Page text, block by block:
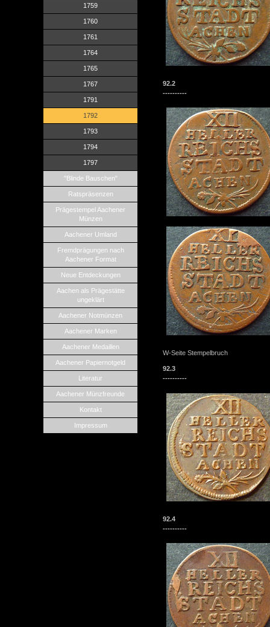
1759
1760
1761
1764
1765
1767
1791
1792
1793
1794
1797
"Blinde Bauschen"
Ratspräsenzen
Prägestempel Aachener
Münzen
Aachener Umland
Fremdprägungen nach
Aachener Format
Neue Entdeckungen
Aachen als Prägestätte
ungeklärt
Aachener Notmünzen
Aachener Marken
Aachener Medaillen
Aachener Papiernotgeld
Literatur
Aachener Münzfreunde
Kontakt
Impressum
92.2
----------
W-Seite Stempelbruch
92.3
----------
92.4
----------